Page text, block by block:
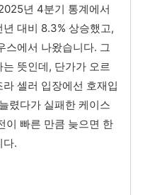
년 4분기 통계에서
대비 8.3% 상승했고,
스에서 나왔습니다. 그
뜻인데, 단가가 오르
셀러 입장에선 호재입
렸다가 실패한 케이스
이 빠른 만큼 늦으면 한
다.